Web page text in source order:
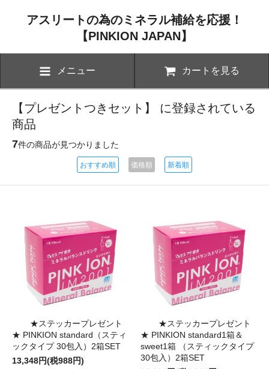
アスリートの為のミネラル補給を応援！
【PINKION JAPAN】
メニュー カートを見る
【プレゼントつきセット】 に登録されている
商品
7件の商品が見つかりました
おすすめ順 価格順 新着順
★ステッカープレゼント
★ PINKION standard（スティ
ックタイプ 30包入）2箱SET
13,348円(税988円)
★ステッカープレゼント
★ PINKION standard1箱＆
sweet1箱 （スティックタイプ
30包入）2箱SET